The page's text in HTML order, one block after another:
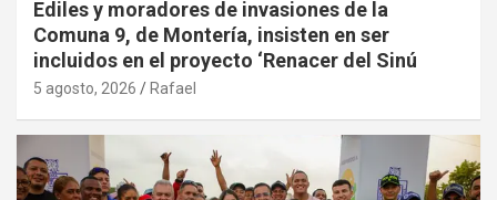
Ediles y moradores de invasiones de la
Comuna 9, de Montería, insisten en ser
incluidos en el proyecto ‘Renacer del Sinú
5 agosto, 2026 Rafael